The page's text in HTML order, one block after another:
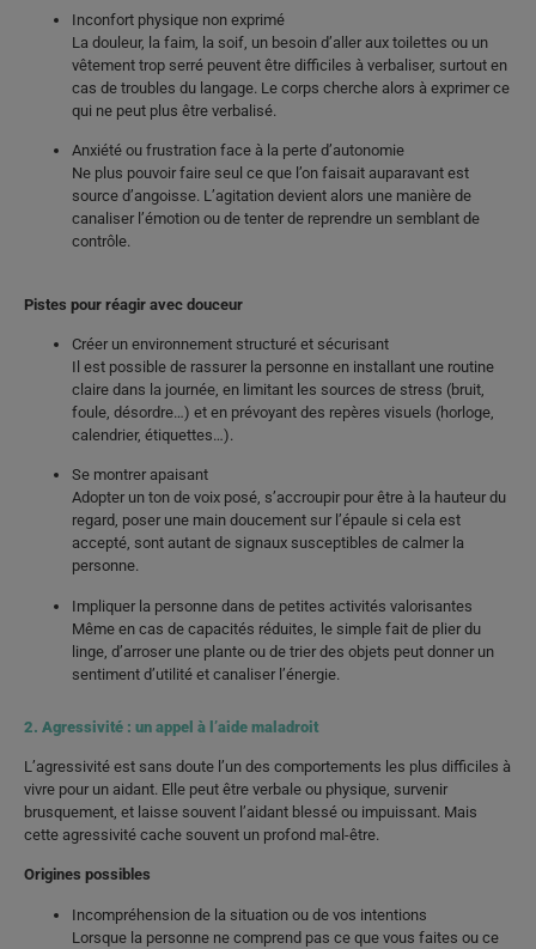
Inconfort physique non exprimé
La douleur, la faim, la soif, un besoin d’aller aux toilettes ou un
vêtement trop serré peuvent être difficiles à verbaliser, surtout en
cas de troubles du langage. Le corps cherche alors à exprimer ce
qui ne peut plus être verbalisé.
Anxiété ou frustration face à la perte d’autonomie
Ne plus pouvoir faire seul ce que l’on faisait auparavant est
source d’angoisse. L’agitation devient alors une manière de
canaliser l’émotion ou de tenter de reprendre un semblant de
contrôle.
Pistes pour réagir avec douceur
Créer un environnement structuré et sécurisant
Il est possible de rassurer la personne en installant une routine
claire dans la journée, en limitant les sources de stress (bruit,
foule, désordre…) et en prévoyant des repères visuels (horloge,
calendrier, étiquettes…).
Se montrer apaisant
Adopter un ton de voix posé, s’accroupir pour être à la hauteur du
regard, poser une main doucement sur l’épaule si cela est
accepté, sont autant de signaux susceptibles de calmer la
personne.
Impliquer la personne dans de petites activités valorisantes
Même en cas de capacités réduites, le simple fait de plier du
linge, d’arroser une plante ou de trier des objets peut donner un
sentiment d’utilité et canaliser l’énergie.
2. Agressivité : un appel à l’aide maladroit
L’agressivité est sans doute l’un des comportements les plus difficiles à
vivre pour un aidant. Elle peut être verbale ou physique, survenir
brusquement, et laisse souvent l’aidant blessé ou impuissant. Mais
cette agressivité cache souvent un profond mal-être.
Origines possibles
Incompréhension de la situation ou de vos intentions
Lorsque la personne ne comprend pas ce que vous faites ou ce